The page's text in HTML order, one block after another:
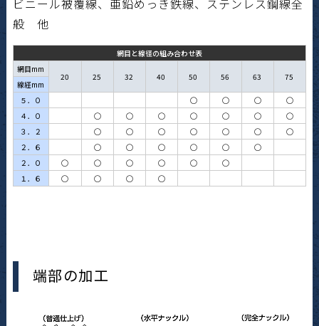
ビニール被覆線、亜鉛めっき鉄線、ステンレス鋼線全
般 他
網目と線径の組み合わせ表
網目mm
20 25 32 40 50 56 63 75
線経mm
５．０
◯ ◯ ◯
◯
４．０
◯ ◯ ◯ ◯ ◯ ◯
◯
３．２
◯ ◯ ◯ ◯ ◯ ◯
◯
２．６
◯ ◯ ◯ ◯ ◯
◯
２．０
◯ ◯ ◯ ◯ ◯
◯
１．６
◯ ◯ ◯ ◯
端部の加工